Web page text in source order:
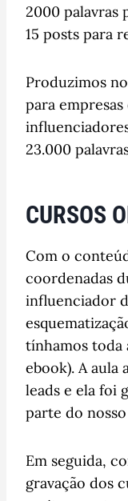
2000 palavras
15 posts para
Produzimos
para
23.000
CURSOS
Com o
coordenadas
influenciador
tínhamos toda
ebook). A aula
leads e ela foi
parte do
Em seguida,
gravação dos